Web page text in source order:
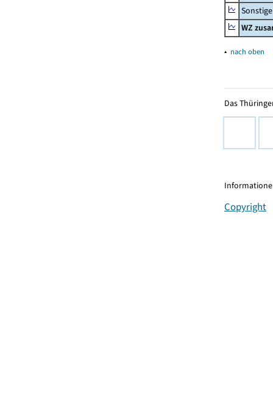
WZ
▴ nach oben
Das
Copyright